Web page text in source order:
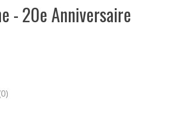
- 20e Anniversaire
is